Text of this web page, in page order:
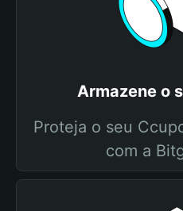
Armazene o
Proteja o seu
com a